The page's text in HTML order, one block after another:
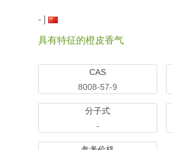
- |
具有特征的橙皮香气
CAS
8008-57-9
分子式
-